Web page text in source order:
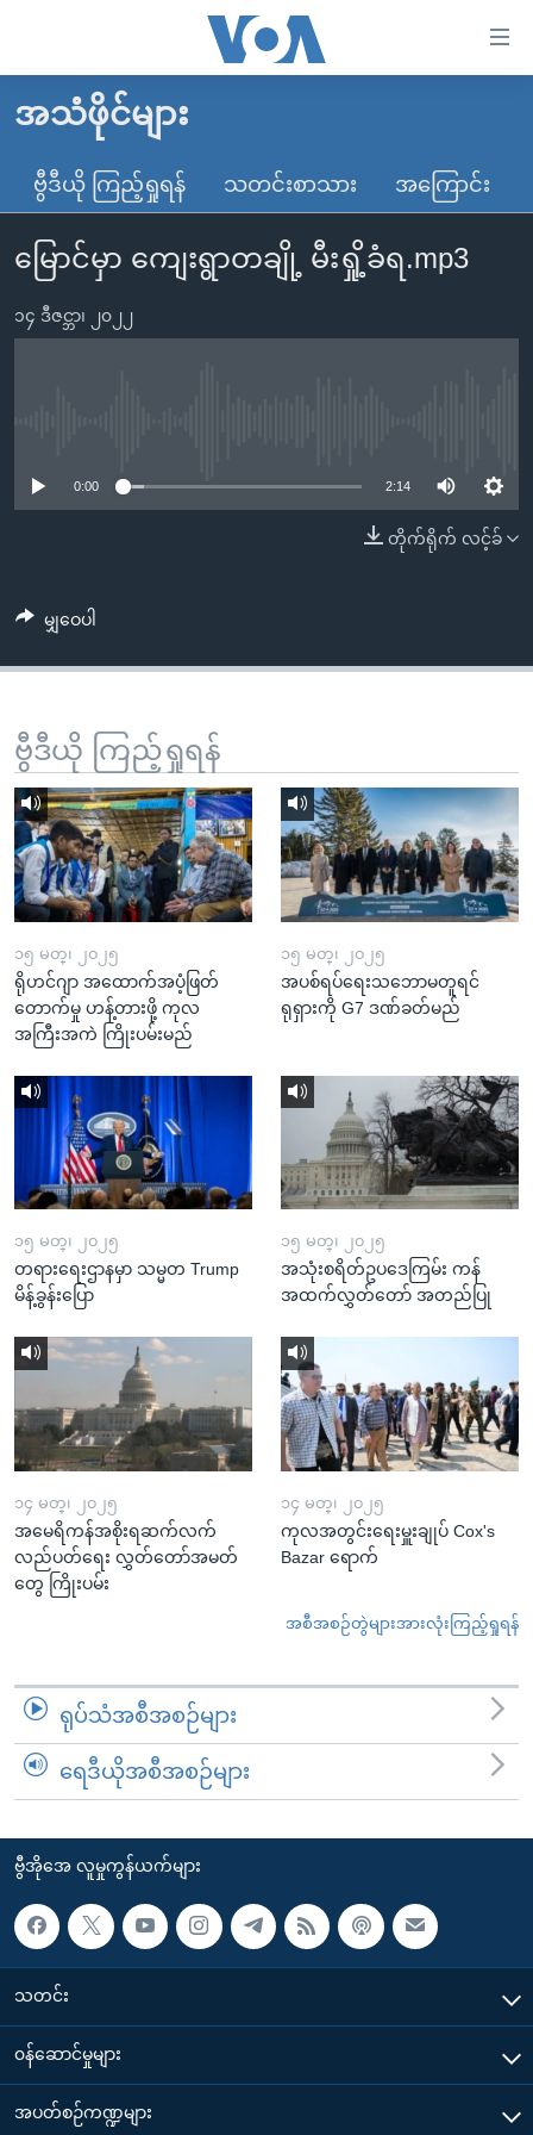
လွယ်ကူ
သည့်
Link
များ
ပင်မ
ပင်မ
စာမျက်နှာ
ကျော်
ရန်
ရှာဖွေ
ရန်
နေရာ
သို့
ကျော်
ရန်
မူလစာမျက်နှာ
မြန်မာ
ကမ္ဘာ့သတင်းများ
နိုင်ငံတကာ
တရုတ်
ဗွီဒီယို
ရပ်ဝန်းတခု လမ်းတခု အလွန်
ရုပ်ရှင်ထဲက အင်္ဂလိပ်စာ
တီဗွီ
ရေဒီယို/တီဗွီအစီအစဉ်
ဗွီအိုအေ လူမှုကွန်ယက်များ
ဘာသာစကားများ
အသံဖိုင်များ
ဗွီဒီယို ကြည့်ရှုရန် သတင်းစာသား အကြောင်း
မြောင်မှာ ကျေးရွာတချို့ မီးရှို့ခံရ.mp3
၁၄ ဒီဇင္ဘာ၊ ၂၀၂၂
0:00 2:14
တိုက်ရိုက် လင့်ခ်
မျှဝေပါ
ဗွီဒီယို ကြည့်ရှုရန်
၁၅ မတ္၊ ၂၀၂၅
ရိုဟင်ဂျာ အထောက်အပံ့ဖြတ်
တောက်မှု ဟန့်တားဖို့ ကုလ
အကြီးအကဲ ကြိုးပမ်းမည်
၁၅ မတ္၊ ၂၀၂၅
အပစ်ရပ်ရေးသဘောမတူရင်
ရုရှားကို G7 ဒဏ်ခတ်မည်
၁၅ မတ္၊ ၂၀၂၅
တရားရေးဌာနမှာ သမ္မတ Trump
မိန့်ခွန်းပြော
၁၅ မတ္၊ ၂၀၂၅
အသုံးစရိတ်ဥပဒေကြမ်း ကန်
အထက်လွှတ်တော် အတည်ပြု
၁၄ မတ္၊ ၂၀၂၅
အမေရိကန်အစိုးရဆက်လက်
လည်ပတ်ရေး လွှတ်တော်အမတ်
တွေ ကြိုးပမ်း
၁၄ မတ္၊ ၂၀၂၅
ကုလအတွင်းရေးမှူးချုပ် Cox's
Bazar ရောက်
အစီအစဉ်တွဲများအားလုံးကြည့်ရှုရန်
ရုပ်သံအစီအစဉ်များ
ရေဒီယိုအစီအစဉ်များ
ဗွီအိုအေ လူမှုကွန်ယက်များ
သတင်း
၀န်ဆောင်မှုများ
အပတ်စဉ်ကဏ္ဍများ